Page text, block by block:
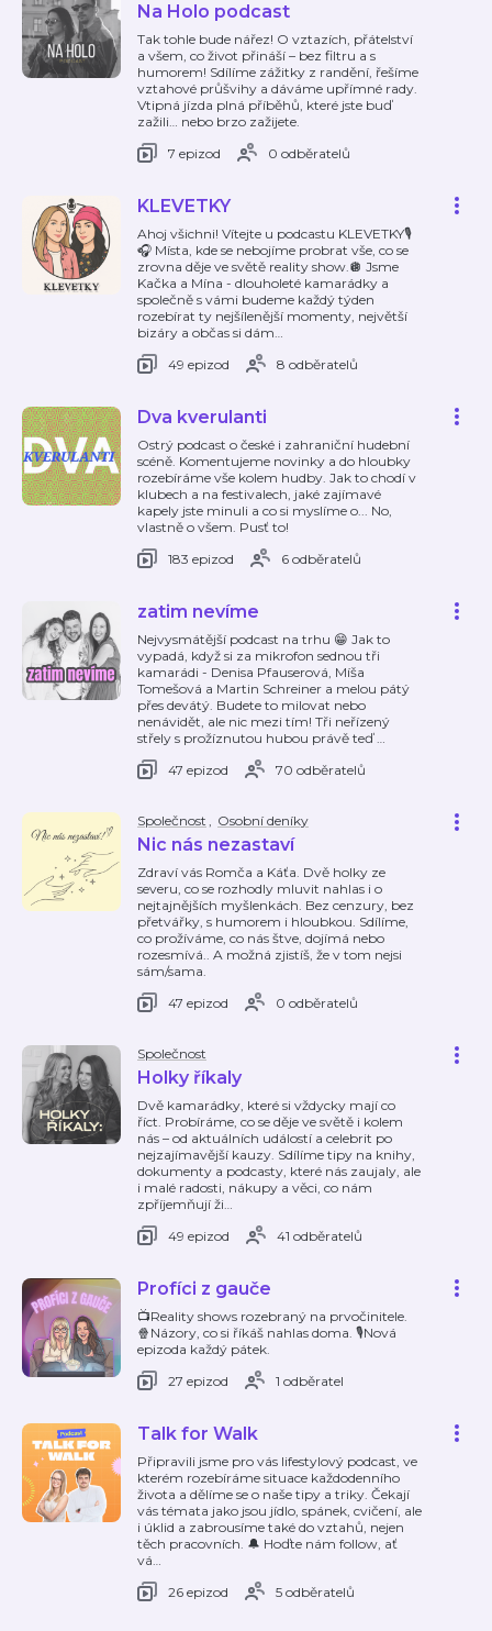
Na Holo podcast
Tak tohle bude nářez! O vztazích, přátelství
a všem, co život přináší – bez filtru a s
humorem! Sdílíme zážitky z randění, řešíme
vztahové průšvihy a dáváme upřímné rady.
Vtipná jízda plná příběhů, které jste buď
zažili… nebo brzo zažijete.
7 epizod
0 odběratelů
KLEVETKY
Ahoj všichni! Vítejte u podcastu KLEVETKY🎙️
🎧 Místa, kde se nebojíme probrat vše, co se
zrovna děje ve světě reality show.🪩 Jsme
Kačka a Mína - dlouholeté kamarádky a
společně s vámi budeme každý týden
rozebírat ty nejšílenější momenty, největší
bizáry a občas si dám…
49 epizod
8 odběratelů
Dva kverulanti
Ostrý podcast o české i zahraniční hudební
scéně. Komentujeme novinky a do hloubky
rozebíráme vše kolem hudby. Jak to chodí v
klubech a na festivalech, jaké zajímavé
kapely jste minuli a co si myslíme o... No,
vlastně o všem. Pusť to!
183 epizod
6 odběratelů
zatim nevíme
Nejvysmátější podcast na trhu 😁 Jak to
vypadá, když si za mikrofon sednou tři
kamarádi - Denisa Pfauserová, Míša
Tomešová a Martin Schreiner a melou pátý
přes devátý. Budete to milovat nebo
nenávidět, ale nic mezi tím! Tři neřízený
střely s prožíznutou hubou právě teď…
47 epizod
70 odběratelů
Společnost , Osobní deníky
Nic nás nezastaví
Zdraví vás Romča a Káťa. Dvě holky ze
severu, co se rozhodly mluvit nahlas i o
nejtajnějších myšlenkách. Bez cenzury, bez
přetvářky, s humorem i hloubkou. Sdílíme,
co prožíváme, co nás štve, dojímá nebo
rozesmívá.. A možná zjistíš, že v tom nejsi
sám/sama.
47 epizod
0 odběratelů
Společnost
Holky říkaly
Dvě kamarádky, které si vždycky mají co
říct. Probíráme, co se děje ve světě i kolem
nás – od aktuálních událostí a celebrit po
nejzajímavější kauzy. Sdílíme tipy na knihy,
dokumenty a podcasty, které nás zaujaly, ale
i malé radosti, nákupy a věci, co nám
zpříjemňují ži…
49 epizod
41 odběratelů
Profíci z gauče
📺Reality shows rozebraný na prvočinitele.
🍿Názory, co si říkáš nahlas doma. 🎙️Nová
epizoda každý pátek.
27 epizod
1 odběratel
Talk for Walk
Připravili jsme pro vás lifestylový podcast, ve
kterém rozebíráme situace každodenního
života a dělíme se o naše tipy a triky. Čekají
vás témata jako jsou jídlo, spánek, cvičení, ale
i úklid a zabrousíme také do vztahů, nejen
těch pracovních. 🔔 Hoďte nám follow, ať
vá…
26 epizod
5 odběratelů